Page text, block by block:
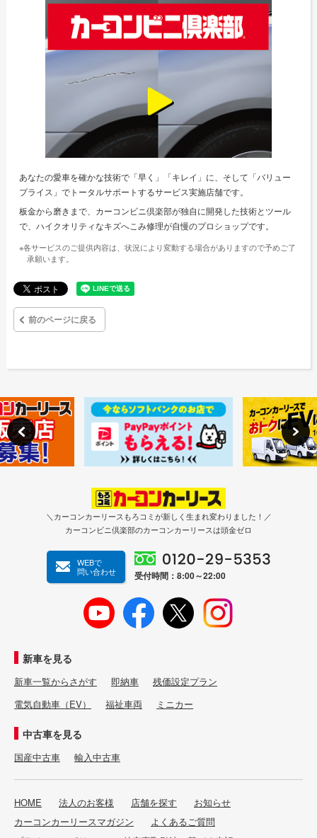
あなたの愛車を確かな技術で「早く」「キレイ」に、そして「バリュー
プライス」でトータルサポートするサービス実施店舗です。
板金から磨きまで、カーコンビニ倶楽部が独自に開発した技術とツール
で、ハイクオリティなキズへこみ修理が自慢のプロショップです。
※各サービスのご提供内容は、状況により変動する場合がありますので予めご了
承願います。
前のページに戻る
＼カーコンカーリースもろコミが新しく生まれ変わりました！／
カーコンビニ倶楽部のカーコンカーリースは頭金ゼロ
WEBで
問い合わせ
受付時間：8:00～22:00
新車を見る
新車一覧からさがす 即納車
残価設定プラン
電気自動車（EV）
福祉車両 ミニカー
中古車を見る
国産中古車 輸入中古車
HOME 法人のお客様 店舗を探す
お知らせ
カーコンカーリースマガジン
よくあるご質問